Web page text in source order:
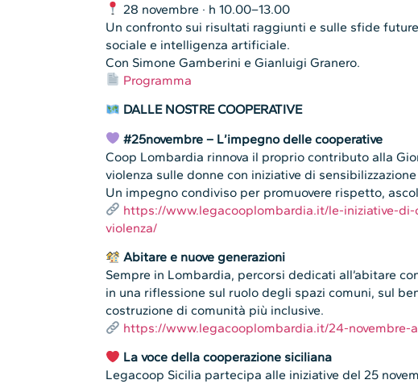
28 novembre · h 10.00–13.00
Un confronto sui risultati raggiunti e sulle sfide
sociale e intelligenza artificiale.
Con Simone Gamberini e Gianluigi Granero.
Programma
DALLE NOSTRE COOPERATIVE
#25novembre – L’impegno delle cooperative
Coop Lombardia rinnova il proprio contributo alla
violenza sulle donne con iniziative di
Un impegno condiviso per promuovere rispetto,
https://www.legacooplombardia.it/le-iniziative-
violenza/
Abitare e nuove generazioni
Sempre in Lombardia, percorsi dedicati all’abitare
in una riflessione sul ruolo degli spazi comuni, sul
costruzione di comunità più inclusive.
https://www.legacooplombardia.it/24-novembre-
La voce della cooperazione siciliana
Legacoop Sicilia partecipa alle iniziative del 25